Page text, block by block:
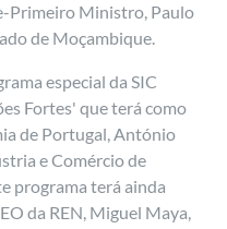
Primeiro Ministro, Paulo
de Moçambique.
especial da SIC
Fortes' que terá como
de Portugal, António
e Comércio de
programa terá ainda
da REN, Miguel Maya,